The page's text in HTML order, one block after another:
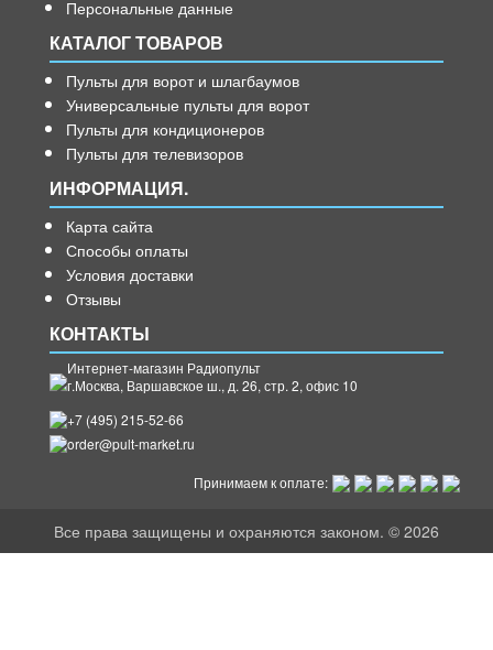
Персональные данные
КАТАЛОГ ТОВАРОВ
Пульты для ворот и шлагбаумов
Универсальные пульты для ворот
Пульты для кондиционеров
Пульты для телевизоров
ИНФОРМАЦИЯ.
Карта сайта
Способы оплаты
Условия доставки
Отзывы
КОНТАКТЫ
Интернет-магазин Радиопульт
г.Москва, Варшавское ш., д. 26, стр. 2, офис 10
+7 (495) 215-52-66
order@pult-market.ru
Принимаем к оплате:
Все права защищены и охраняются законом. © 2026